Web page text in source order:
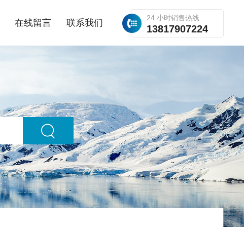
24 小时销售热线
13817907224
在线留言 联系我们